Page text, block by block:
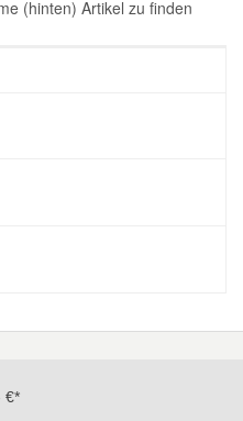
(hinten) Artikel zu finden
€*